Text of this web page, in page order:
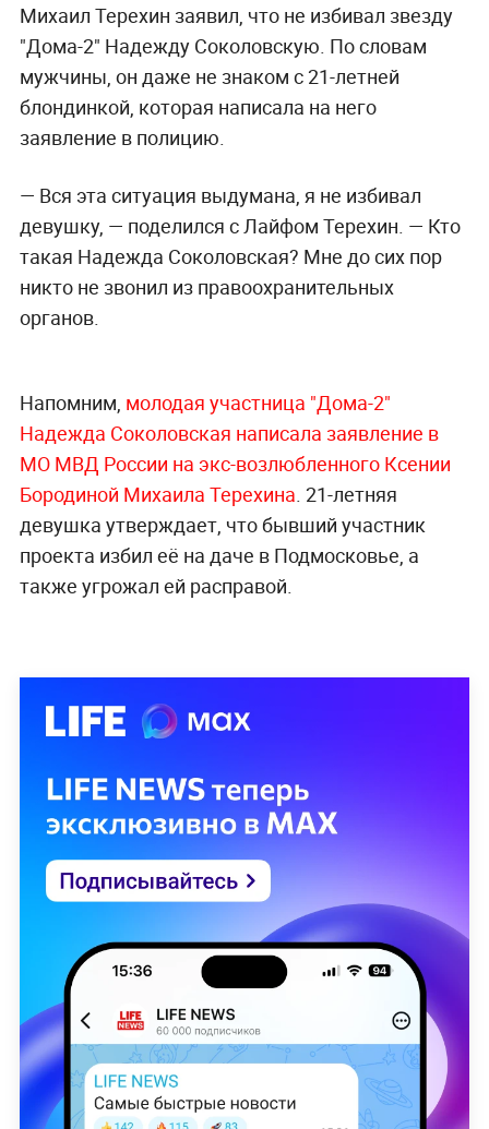
Михаил Терехин заявил, что не избивал звезду
"Дома-2" Надежду Соколовскую. По словам
мужчины, он даже не знаком с 21-летней
блондинкой, которая написала на него
заявление в полицию.
— Вся эта ситуация выдумана, я не избивал
девушку, — поделился с Лайфом Терехин. — Кто
такая Надежда Соколовская? Мне до сих пор
никто не звонил из правоохранительных
органов.
Напомним, молодая участница "Дома-2"
Надежда Соколовская написала заявление в
МО МВД России на экс-возлюбленного Ксении
Бородиной Михаила Терехина. 21-летняя
девушка утверждает, что бывший участник
проекта избил её на даче в Подмосковье, а
также угрожал ей расправой.